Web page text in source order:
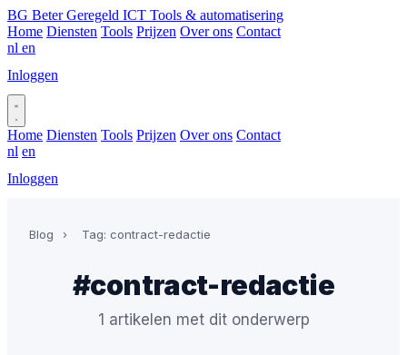
BG Beter Geregeld ICT Tools & automatisering
Home Diensten Tools Prijzen Over ons Contact
nl en
Inloggen
Home Diensten Tools Prijzen Over ons Contact
nl en
Inloggen
Blog › Tag: contract-redactie
#contract-redactie
1 artikelen met dit onderwerp